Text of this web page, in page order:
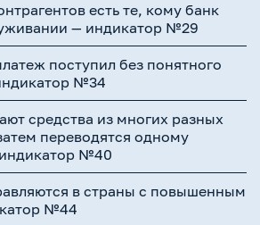
есть те, кому банк
— индикатор №29
поступил без понятного
№34
средства из многих разных
переводятся одному
№40
в страны с повышенным
№44